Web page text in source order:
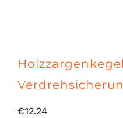
€12.24